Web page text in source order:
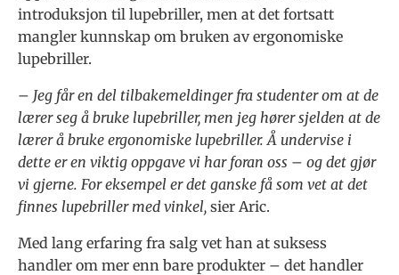
introduksjon til lupebriller, men at det fortsatt
mangler kunnskap om bruken av ergonomiske
lupebriller.
– Jeg får en del tilbakemeldinger fra studenter om at de
lærer seg å bruke lupebriller, men jeg hører sjelden at de
lærer å bruke ergonomiske lupebriller. Å undervise i
dette er en viktig oppgave vi har foran oss – og det gjør
vi gjerne. For eksempel er det ganske få som vet at det
finnes lupebriller med vinkel, sier Aric.
Med lang erfaring fra salg vet han at suksess
handler om mer enn bare produkter – det handler